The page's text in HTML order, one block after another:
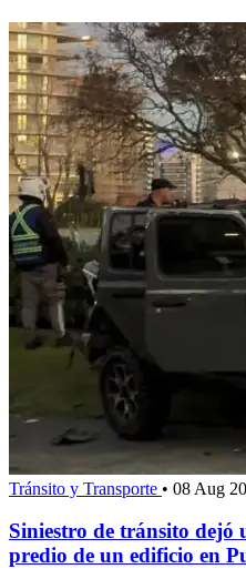
Tránsito y Transporte • 08 Aug
Siniestro de tránsito
predio de un edificio en